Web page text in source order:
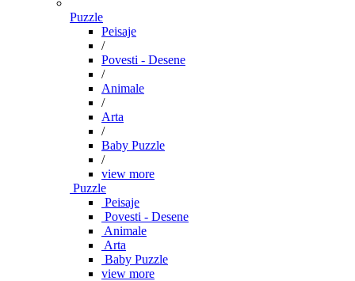
Puzzle
Peisaje
/
Povesti - Desene
/
Animale
/
Arta
/
Baby Puzzle
/
view more
Puzzle
Peisaje
Povesti - Desene
Animale
Arta
Baby Puzzle
view more